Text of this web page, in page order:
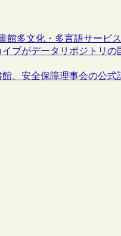
館多文化・多言語サービス
ブがデータリポジトリの
、安全保障理事会の公